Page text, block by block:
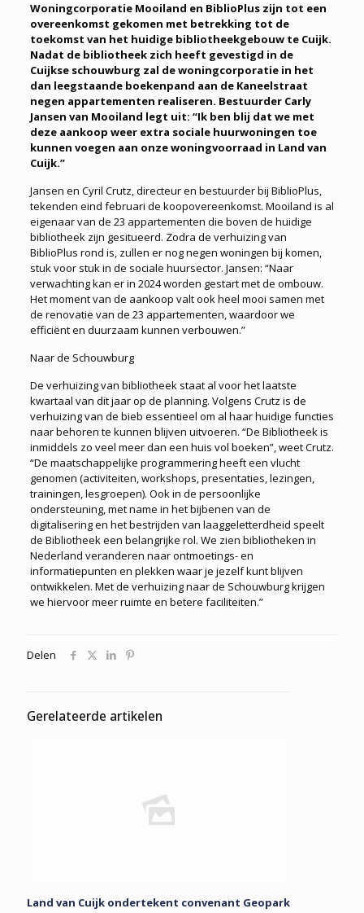
Woningcorporatie Mooiland en BiblioPlus zijn tot een
overeenkomst gekomen met betrekking tot de
toekomst van het huidige bibliotheekgebouw te Cuijk.
Nadat de bibliotheek zich heeft gevestigd in de
Cuijkse schouwburg zal de woningcorporatie in het
dan leegstaande boekenpand aan de Kaneelstraat
negen appartementen realiseren. Bestuurder Carly
Jansen van Mooiland legt uit: “Ik ben blij dat we met
deze aankoop weer extra sociale huurwoningen toe
kunnen voegen aan onze woningvoorraad in Land van
Cuijk.”
Jansen en Cyril Crutz, directeur en bestuurder bij BiblioPlus,
tekenden eind februari de koopovereenkomst. Mooiland is al
eigenaar van de 23 appartementen die boven de huidige
bibliotheek zijn gesitueerd. Zodra de verhuizing van
BiblioPlus rond is, zullen er nog negen woningen bij komen,
stuk voor stuk in de sociale huursector. Jansen: “Naar
verwachting kan er in 2024 worden gestart met de ombouw.
Het moment van de aankoop valt ook heel mooi samen met
de renovatie van de 23 appartementen, waardoor we
efficiënt en duurzaam kunnen verbouwen.”
Naar de Schouwburg
De verhuizing van bibliotheek staat al voor het laatste
kwartaal van dit jaar op de planning. Volgens Crutz is de
verhuizing van de bieb essentieel om al haar huidige functies
naar behoren te kunnen blijven uitvoeren. “De Bibliotheek is
inmiddels zo veel meer dan een huis vol boeken”, weet Crutz.
“De maatschappelijke programmering heeft een vlucht
genomen (activiteiten, workshops, presentaties, lezingen,
trainingen, lesgroepen). Ook in de persoonlijke
ondersteuning, met name in het bijbenen van de
digitalisering en het bestrijden van laaggeletterdheid speelt
de Bibliotheek een belangrijke rol. We zien bibliotheken in
Nederland veranderen naar ontmoetings- en
informatiepunten en plekken waar je jezelf kunt blijven
ontwikkelen. Met de verhuizing naar de Schouwburg krijgen
we hiervoor meer ruimte en betere faciliteiten.”
Delen
Gerelateerde artikelen
Land van Cuijk ondertekent convenant Geopark